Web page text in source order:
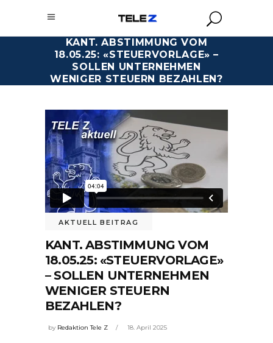
KANT. ABSTIMMUNG VOM
18.05.25: «STEUERVORLAGE» –
SOLLEN UNTERNEHMEN
WENIGER STEUERN BEZAHLEN?
AKTUELL BEITRAG
KANT. ABSTIMMUNG VOM
18.05.25: «STEUERVORLAGE»
– SOLLEN UNTERNEHMEN
WENIGER STEUERN
BEZAHLEN?
by Redaktion Tele Z 18. April 2025